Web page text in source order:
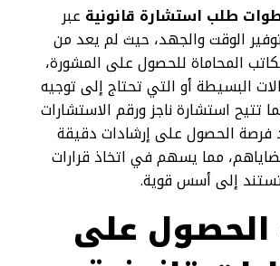
طلب استشارة قانونية عبر
الوقت والجهد، حيث لم يعد من
المحاماة للحصول على المشورة،
البسيطة أو التي تحتاج إلى توجيه
تتيح استشارة ناجز ورقم الاستشارات
فرصة الحصول على إرشادات دقيقة
مما يسهم في اتخاذ قرارات
إلى أسس قوية.
الحصول على